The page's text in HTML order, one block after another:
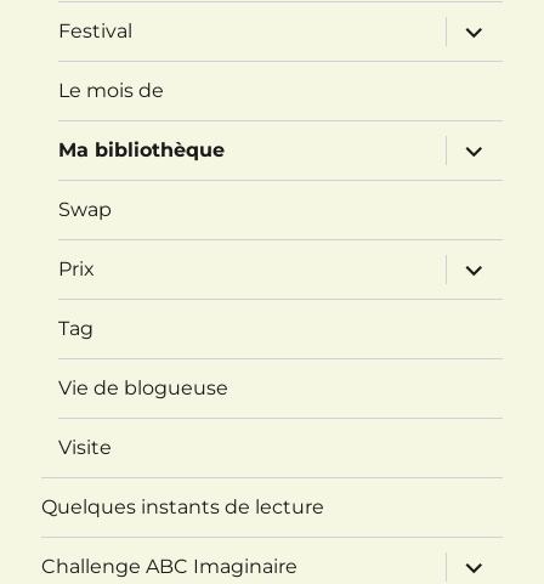
Festival
ouvrir
le
sous-
Le mois de
Ma bibliothèque
ouvrir
le
sous-
Swap
Prix
ouvrir
le
sous-
Tag
Vie de blogueuse
Visite
Quelques instants de lecture
Challenge ABC Imaginaire
ouvrir
le